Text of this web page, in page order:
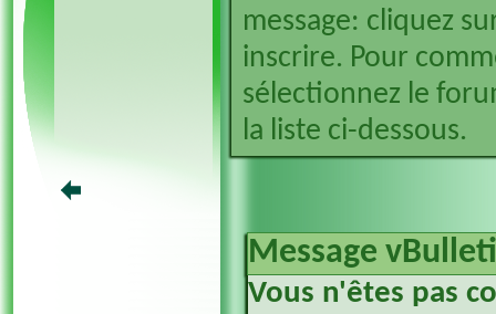
message: cliquez
inscrire. Pour
sélectionnez le
la liste ci-dessous.
Message
Vous n'êtes pas